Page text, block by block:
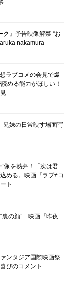
』予告映像解禁 “お
nakamura
ラブコメの会見で爆
める能力がほしい！
兄妹の日常映す場面写
像を熱弁！「次は君
める。映画『ラブ≠コ
ト
裏の顔”…映画『昨夜
ンタジア国際映画祭
びのコメント